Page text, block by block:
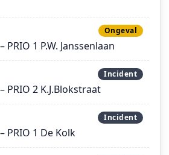
Ongeval
1 P.W. Janssenlaan
Incident
PRIO 2 K.J.Blokstraat
Incident
PRIO 1 De Kolk